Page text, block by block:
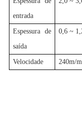
entrada
Espessura de
saída
0,6 ~
Velocidade 240m/